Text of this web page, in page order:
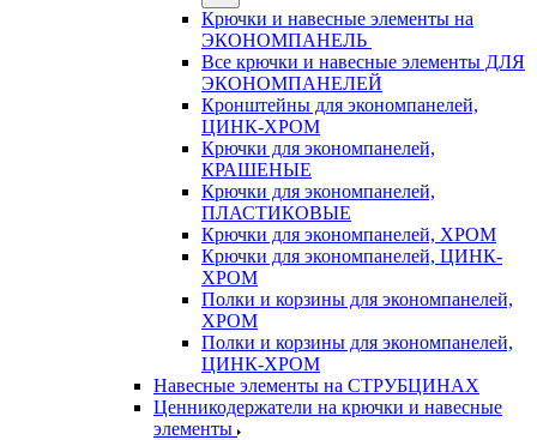
Крючки и навесные элементы на
ЭКОНОМПАНЕЛЬ
Все крючки и навесные элементы ДЛЯ
ЭКОНОМПАНЕЛЕЙ
Кронштейны для экономпанелей,
ЦИНК-ХРОМ
Крючки для экономпанелей,
КРАШЕНЫЕ
Крючки для экономпанелей,
ПЛАСТИКОВЫЕ
Крючки для экономпанелей, ХРОМ
Крючки для экономпанелей, ЦИНК-
ХРОМ
Полки и корзины для экономпанелей,
ХРОМ
Полки и корзины для экономпанелей,
ЦИНК-ХРОМ
Навесные элементы на СТРУБЦИНАХ
Ценникодержатели на крючки и навесные
элементы